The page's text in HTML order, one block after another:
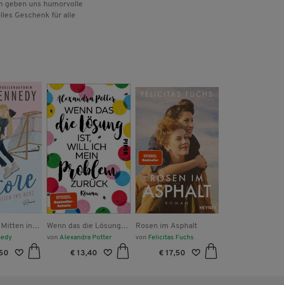
geben uns humorvolle
Geschenk für alle
Mitten ins
Wenn das die Lösung
ist, will ich mein
Problem zurück
von Alexandra Potter
€ 13,40
Rosen im Asphalt
von Felicitas Fuchs
€ 17,50